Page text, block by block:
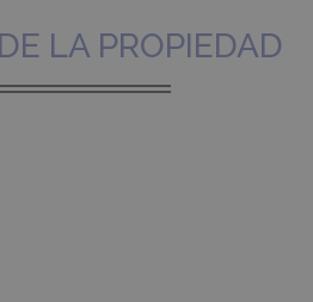
LA PROPIEDAD